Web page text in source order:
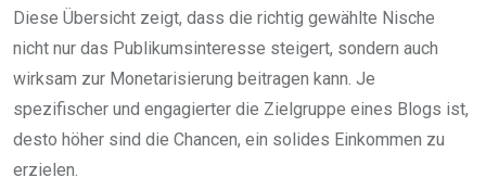
Diese Übersicht zeigt, dass die richtig gewählte Nische
nicht nur das Publikumsinteresse steigert, sondern auch
wirksam zur Monetarisierung beitragen kann. Je
spezifischer und engagierter die Zielgruppe eines Blogs ist,
desto höher sind die Chancen, ein solides Einkommen zu
erzielen.